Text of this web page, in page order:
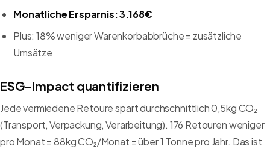
Monatliche Ersparnis: 3.168€
Plus: 18% weniger Warenkorbabbrüche = zusätzliche
Umsätze
ESG-Impact quantifizieren
Jede vermiedene Retoure spart durchschnittlich 0,5kg CO₂
(Transport, Verpackung, Verarbeitung). 176 Retouren weniger
pro Monat = 88kg CO₂/Monat = über 1 Tonne pro Jahr. Das ist